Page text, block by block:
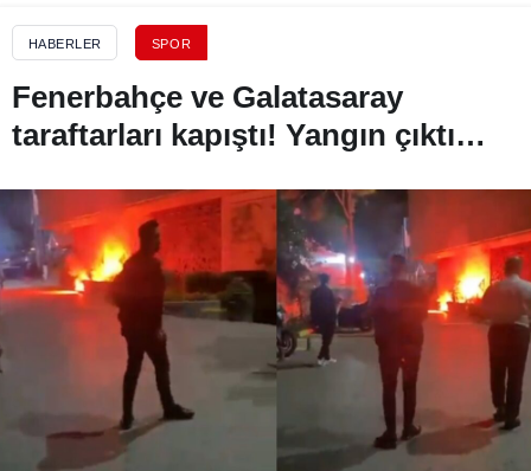
HABERLER SPOR
Fenerbahçe ve Galatasaray
taraftarları kapıştı! Yangın çıktı…